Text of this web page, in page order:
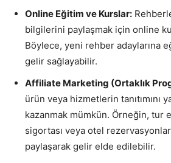
Online Eğitim ve Kurslar:
bilgilerini paylaşmak için online
Böylece, yeni rehber adaylarına
gelir sağlayabilir.
Affiliate Marketing (Ortaklık
ürün veya hizmetlerin tanıtımını
kazanmak mümkün. Örneğin, tur
sigortası veya otel
paylaşarak gelir elde edilebilir.